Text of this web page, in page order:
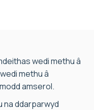
wedi methu â
methu â
amserol.
na ddarparwyd